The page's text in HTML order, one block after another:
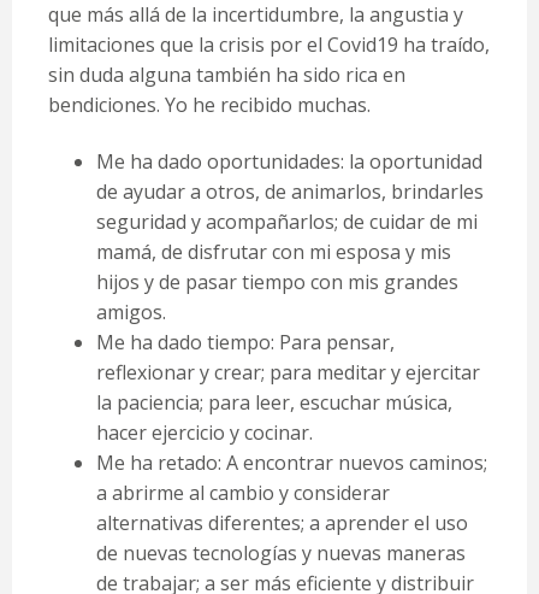
que más allá de la incertidumbre, la angustia y
limitaciones que la crisis por el Covid19 ha traído,
sin duda alguna también ha sido rica en
bendiciones. Yo he recibido muchas.
Me ha dado oportunidades: la oportunidad
de ayudar a otros, de animarlos, brindarles
seguridad y acompañarlos; de cuidar de mi
mamá, de disfrutar con mi esposa y mis
hijos y de pasar tiempo con mis grandes
amigos.
Me ha dado tiempo: Para pensar,
reflexionar y crear; para meditar y ejercitar
la paciencia; para leer, escuchar música,
hacer ejercicio y cocinar.
Me ha retado: A encontrar nuevos caminos;
a abrirme al cambio y considerar
alternativas diferentes; a aprender el uso
de nuevas tecnologías y nuevas maneras
de trabajar; a ser más eficiente y distribuir